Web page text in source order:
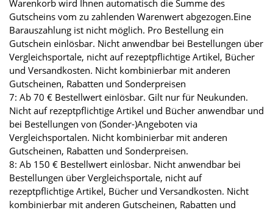
Warenkorb wird Ihnen automatisch die Summe des
Gutscheins vom zu zahlenden Warenwert abgezogen.Eine
Barauszahlung ist nicht möglich. Pro Bestellung ein
Gutschein einlösbar. Nicht anwendbar bei Bestellungen über
Vergleichsportale, nicht auf rezeptpflichtige Artikel, Bücher
und Versandkosten. Nicht kombinierbar mit anderen
Gutscheinen, Rabatten und Sonderpreisen
7: Ab 70 € Bestellwert einlösbar. Gilt nur für Neukunden.
Nicht auf rezeptpflichtige Artikel und Bücher anwendbar und
bei Bestellungen von (Sonder-)Angeboten via
Vergleichsportalen. Nicht kombinierbar mit anderen
Gutscheinen, Rabatten und Sonderpreisen.
8: Ab 150 € Bestellwert einlösbar. Nicht anwendbar bei
Bestellungen über Vergleichsportale, nicht auf
rezeptpflichtige Artikel, Bücher und Versandkosten. Nicht
kombinierbar mit anderen Gutscheinen, Rabatten und